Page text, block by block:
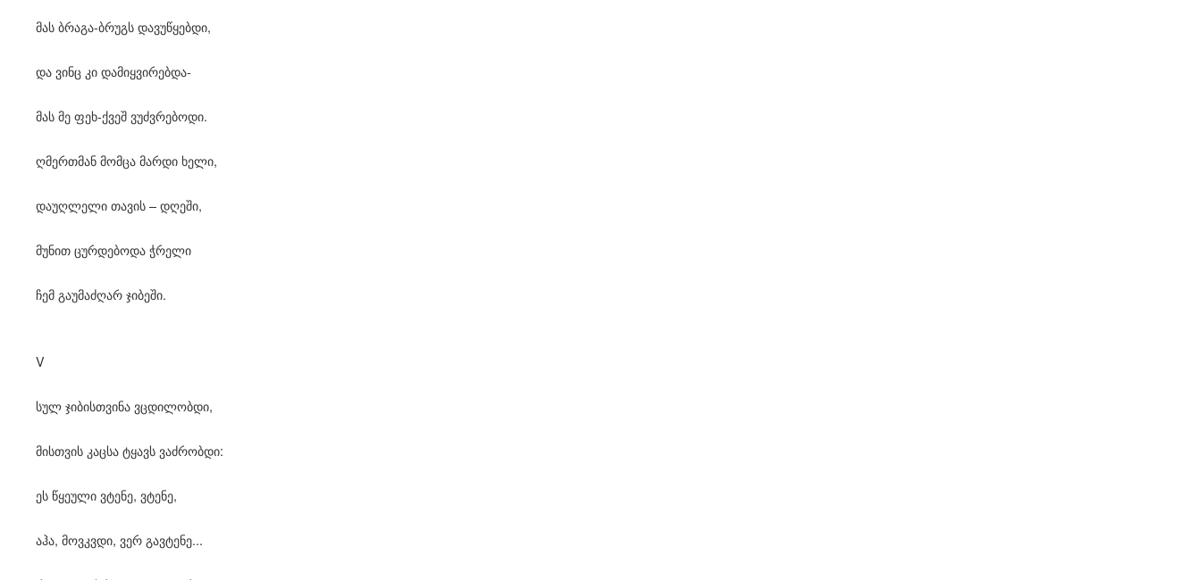
მას ბრაგა-ბრუგს დავუწყებდი,
და ვინც კი დამიყვირებდა-
მას მე ფეხ-ქვეშ ვუძვრებოდი.
ღმერთმან მომცა მარდი ხელი,
დაუღლელი თავის – დღეში,
მუნით ცურდებოდა ჭრელი
ჩემ გაუმაძღარ ჯიბეში.
V
სულ ჯიბისთვინა ვცდილობდი,
მისთვის კაცსა ტყავს ვაძრობდი:
ეს წყეული ვტენე, ვტენე,
აჰა, მოვკვდი, ვერ გავტენე...